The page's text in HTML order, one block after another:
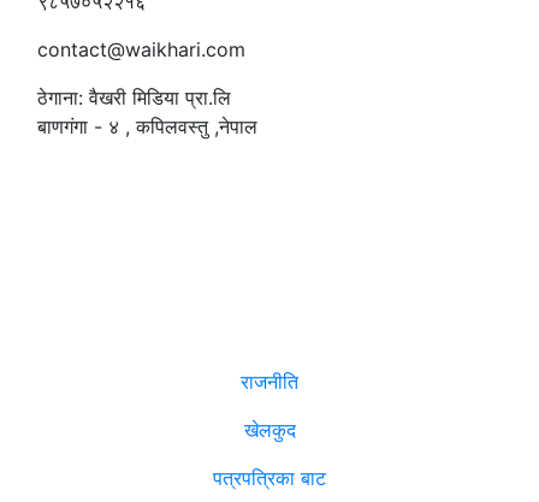
contact@waikhari.com
ठेगाना: वैखरी मिडिया प्रा.लि
बाणगंगा - ४ , कपिलवस्तु ,नेपाल
राजनीति
खेलकुद
पत्रपत्रिका बाट